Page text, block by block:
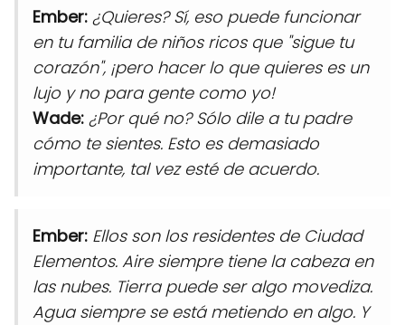
Ember: ¿Quieres? Sí, eso puede funcionar
en tu familia de niños ricos que "sigue tu
corazón", ¡pero hacer lo que quieres es un
lujo y no para gente como yo!
Wade: ¿Por qué no? Sólo dile a tu padre
cómo te sientes. Esto es demasiado
importante, tal vez esté de acuerdo.
Ember: Ellos son los residentes de Ciudad
Elementos. Aire siempre tiene la cabeza en
las nubes. Tierra puede ser algo movediza.
Agua siempre se está metiendo en algo. Y